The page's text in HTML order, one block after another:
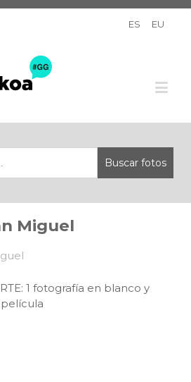
ES EU
Miguel
1 fotografía en blanco y